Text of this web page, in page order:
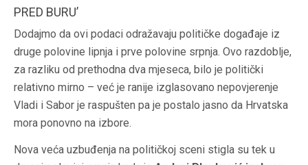
PRED BURU’
Dodajmo da ovi podaci odražavaju političke događaje iz
druge polovine lipnja i prve polovine srpnja. Ovo razdoblje,
za razliku od prethodna dva mjeseca, bilo je politički
relativno mirno – već je ranije izglasovano nepovjerenje
Vladi i Sabor je raspušten pa je postalo jasno da Hrvatska
mora ponovno na izbore.
Nova veća uzbuđenja na političkoj sceni stigla su tek u